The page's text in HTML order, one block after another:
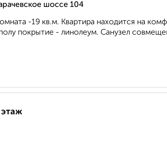
шоссе 104
-19 кв.м. Квартира находится на
покрытие - линолеум. Санузел